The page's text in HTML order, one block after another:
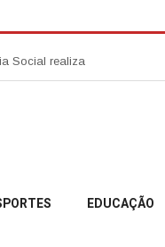
realiza abertura da
EDUCAÇÃO